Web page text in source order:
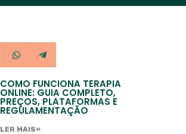
COMO FUNCIONA TERAPIA
ONLINE: GUIA COMPLETO,
PREÇOS, PLATAFORMAS E
REGULAMENTAÇÃO
LER MAIS»